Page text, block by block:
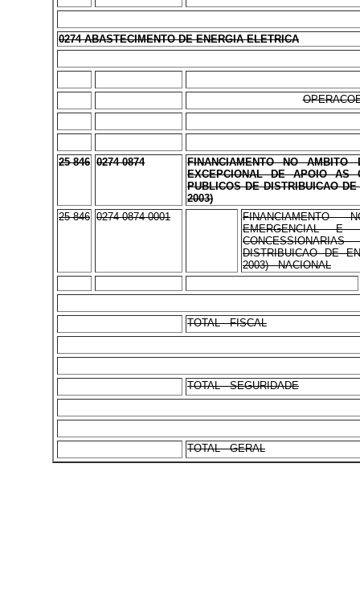
0274 ABASTECIMENTO DE ENERGIA ELETRICA
25 846 0274 0874
FINANCIAMENTO NO AMBITO
EXCEPCIONAL DE APOIO AS
PUBLICOS DE DISTRIBUICAO
2003)
25 846 0274 0874 0001
EMERGENCIAL E
DISTRIBUICAO DE
2003) - NACIONAL
TOTAL - FISCAL
TOTAL - SEGURIDADE
TOTAL - GERAL